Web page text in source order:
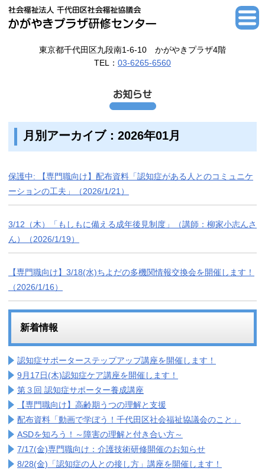
東京都千代田区九段南1-6-10 かがやきプラザ4階
TEL： 03-6265-6560
月別アーカイブ：2026年01月
保護中: 【専門職向け】配布資料「認知症がある人とのコミュニケ
ーションの工夫」（2026/1/21）
3/12（木）「もしもに備える成年後見制度」（講師：柳家小志んさ
ん）（2026/1/19）
【専門職向け】3/18(水)ちよだの多機関情報交換会を開催します！
（2026/1/16）
新着情報
認知症サポーターステップアップ講座を開催します！
9月17日(木)認知症ケア講座を開催します！
第３回 認知症サポーター養成講座
【専門職向け】高齢期うつの理解と支援
配布資料「動画で学ぼう！千代田区社会福祉協議会のこと」
ASDを知ろう！～障害の理解と付き合い方～
7/17(金)専門職向け：介護技術研修開催のお知らせ
8/28(金)「認知症の人との接し方」講座を開催します！